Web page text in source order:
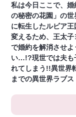
私は今日ここで、
の秘密の花園」の
に転生したルビア
変えるため、王太
で婚約を解消させ
い…!?現世では夫も
れてしまう!!異世界
までの異世界ラブス